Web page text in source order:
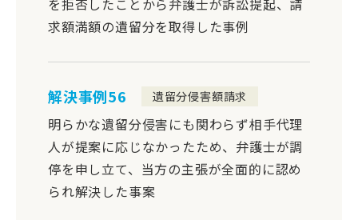
を拒否したことから弁護士が訴訟提起、請
求額満額の遺留分を取得した事例
解決事例56 遺留分侵害額請求
明らかな遺留分侵害にも関わらず相手代理
人が提案に応じなかったため、弁護士が調
停を申し立て、当方の主張が全面的に認め
られ解決した事案